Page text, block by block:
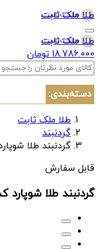
طلا ملک ثابت
طلا ملک ثابت
18.786.000 تومان
دسته‌بندی:
طلا ملک ثابت
گردنبند
گردنبند طلا شوپارد
قابل سفارش
گردنبند طلا شوپارد کد